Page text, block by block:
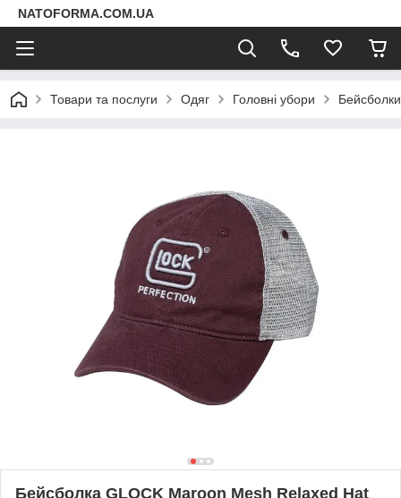
NATOFORMA.COM.UA
Товари та послуги Одяг Головні убори Бейсболки
Бейсболка GLOCK Maroon Mesh Relaxed Hat